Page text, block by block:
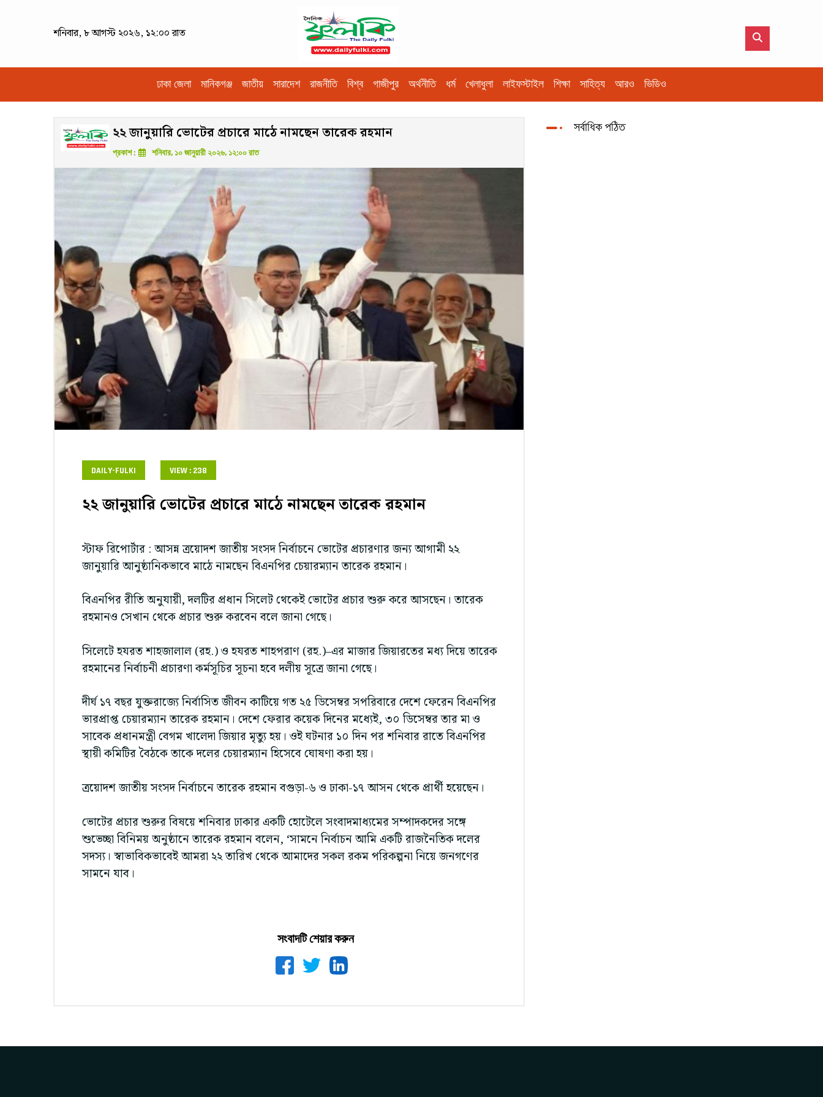
শনিবার, ৮ আগস্ট ২০২৬, ১২:০০ রাত
ঢাকা জেলা মানিকগঞ্জ জাতীয় সারাদেশ রাজনীতি বিশ্ব গাজীপুর অর্থনীতি ধর্ম খেলাধুলা লাইফস্টাইল শিক্ষা সাহিত্য আরও ভিডিও
২২ জানুয়ারি ভোটের প্রচারে মাঠে নামছেন তারেক রহমান
প্রকাশ : শনিবার, ১০ জানুয়ারী ২০২৬, ১২:০০ রাত
DAILY-FULKI VIEW : 238
২২ জানুয়ারি ভোটের প্রচারে মাঠে নামছেন তারেক রহমান
স্টাফ রিপোর্টার : আসন্ন ত্রয়োদশ জাতীয় সংসদ নির্বাচনে ভোটের প্রচারণার জন্য আগামী ২২
জানুয়ারি আনুষ্ঠানিকভাবে মাঠে নামছেন বিএনপির চেয়ারম্যান তারেক রহমান।
বিএনপির রীতি অনুযায়ী, দলটির প্রধান সিলেট থেকেই ভোটের প্রচার শুরু করে আসছেন। তারেক
রহমানও সেখান থেকে প্রচার শুরু করবেন বলে জানা গেছে।
সিলেটে হযরত শাহজালাল (রহ.) ও হযরত শাহপরাণ (রহ.)–এর মাজার জিয়ারতের মধ্য দিয়ে তারেক
রহমানের নির্বাচনী প্রচারণা কর্মসূচির সূচনা হবে দলীয় সূত্রে জানা গেছে।
দীর্ঘ ১৭ বছর যুক্তরাজ্যে নির্বাসিত জীবন কাটিয়ে গত ২৫ ডিসেম্বর সপরিবারে দেশে ফেরেন বিএনপির
ভারপ্রাপ্ত চেয়ারম্যান তারেক রহমান। দেশে ফেরার কয়েক দিনের মধ্যেই, ৩০ ডিসেম্বর তার মা ও
সাবেক প্রধানমন্ত্রী বেগম খালেদা জিয়ার মৃত্যু হয়। ওই ঘটনার ১০ দিন পর শনিবার রাতে বিএনপির
স্থায়ী কমিটির বৈঠকে তাকে দলের চেয়ারম্যান হিসেবে ঘোষণা করা হয়।
ত্রয়োদশ জাতীয় সংসদ নির্বাচনে তারেক রহমান বগুড়া-৬ ও ঢাকা-১৭ আসন থেকে প্রার্থী হয়েছেন।
ভোটের প্রচার শুরুর বিষয়ে শনিবার ঢাকার একটি হোটেলে সংবাদমাধ্যমের সম্পাদকদের সঙ্গে
শুভেচ্ছা বিনিময় অনুষ্ঠানে তারেক রহমান বলেন, ‘সামনে নির্বাচন আমি একটি রাজনৈতিক দলের
সদস্য। স্বাভাবিকভাবেই আমরা ২২ তারিখ থেকে আমাদের সকল রকম পরিকল্পনা নিয়ে জনগণের
সামনে যাব।
সংবাদটি শেয়ার করুন
সর্বাধিক পঠিত